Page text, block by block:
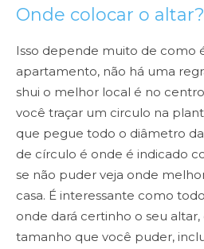
Onde colocar o altar?
Isso depende muito de como
apartamento, não há uma
shui o melhor local é no centro
você traçar um circulo na
que pegue todo o diâmetro
de círculo é onde é indicado
se não puder veja onde
casa. É interessante como
onde dará certinho o seu
tamanho que você puder,